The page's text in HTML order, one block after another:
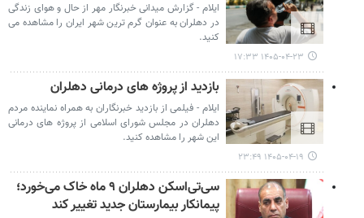
ایلام - گزارش میدانی خبرنگار مهر از حال و هوای زندگی
در دهلران به عنوان گرم ترین شهر ایران را مشاهده می
کنید.
۱۴۰۵-۰۴-۲۳ ۱۷:۳۳
بازدید از پروژه های درمانی دهلران
ایلام - فیلمی از بازدید خبرنگاران به همراه نماینده مردم
دهلران در مجلس شورای اسلامی از پروژه های درمانی
این شهر را مشاهده کنید.
۱۴۰۵-۰۴-۱۹ ۲۳:۴۹
سی‌تی‌اسکن دهلران ۹ ماه خاک می‌خورد؛
پیمانکار بیمارستان جدید تغییر کند